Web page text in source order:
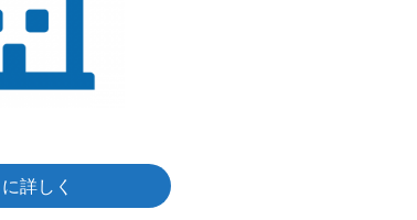
詳しく